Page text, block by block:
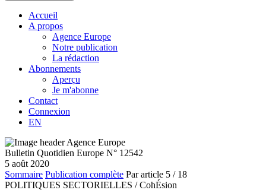
Accueil
A propos
Agence Europe
Notre publication
La rédaction
Abonnements
Aperçu
Je m'abonne
Contact
Connexion
EN
Bulletin Quotidien Europe N° 12542
5 août 2020
Sommaire Publication complète Par article 5 / 18
POLITIQUES SECTORIELLES / CohÉsion